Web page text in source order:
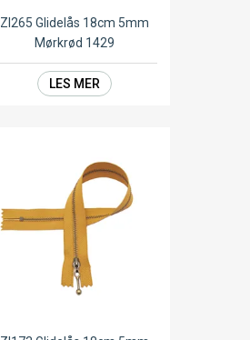
ZI265 Glidelås 18cm 5mm
Mørkrød 1429
LES MER